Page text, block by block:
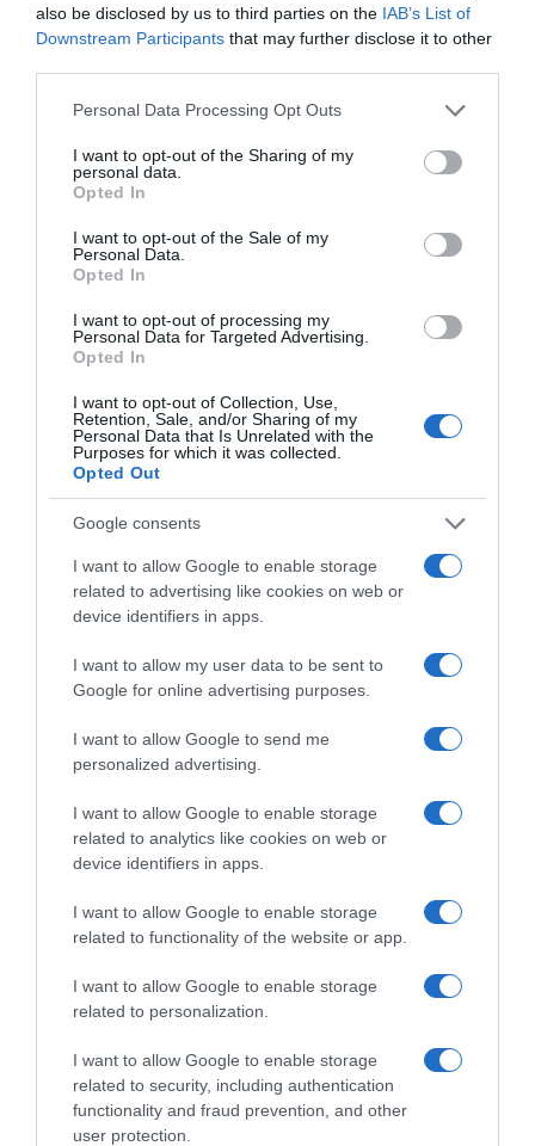
also be disclosed by us to third parties on the IAB’s List of
Downstream Participants that may further disclose it to other
Please note that this website/app uses one or more Google
not limited to your visit or usage behaviour. You may click to
grant or deny consent to Google and its third-party tags to
use your data for below specified purposes in below Google
consent section.
Personal Data Processing Opt Outs
I want to opt-out of the Sharing of my
personal data.
Opted In
I want to opt-out of the Sale of my
Personal Data.
Opted In
I want to opt-out of processing my
Personal Data for Targeted Advertising.
Opted In
I want to opt-out of Collection, Use,
Retention, Sale, and/or Sharing of my
Personal Data that Is Unrelated with the
Purposes for which it was collected.
Opted Out
Google consents
I want to allow Google to enable storage
related to advertising like cookies on web or
device identifiers in apps.
I want to allow my user data to be sent to
Google for online advertising purposes.
I want to allow Google to send me
personalized advertising.
I want to allow Google to enable storage
related to analytics like cookies on web or
device identifiers in apps.
I want to allow Google to enable storage
related to functionality of the website or app.
I want to allow Google to enable storage
related to personalization.
I want to allow Google to enable storage
related to security, including authentication
functionality and fraud prevention, and other
user protection.
19.05.2026 - 07:55
ΔΙΕΘΝΗ
Πυροβολισμοί σε Ισλαμικό Κέντρο στο Σαν
Ντιέγκο – Αναφορές για θύματα (Βίντεο)
18.05.2026 - 22:42
επιβάτες ανοικτά των ακτών
Συναγερμός στις Αρχές των ΗΠΑ